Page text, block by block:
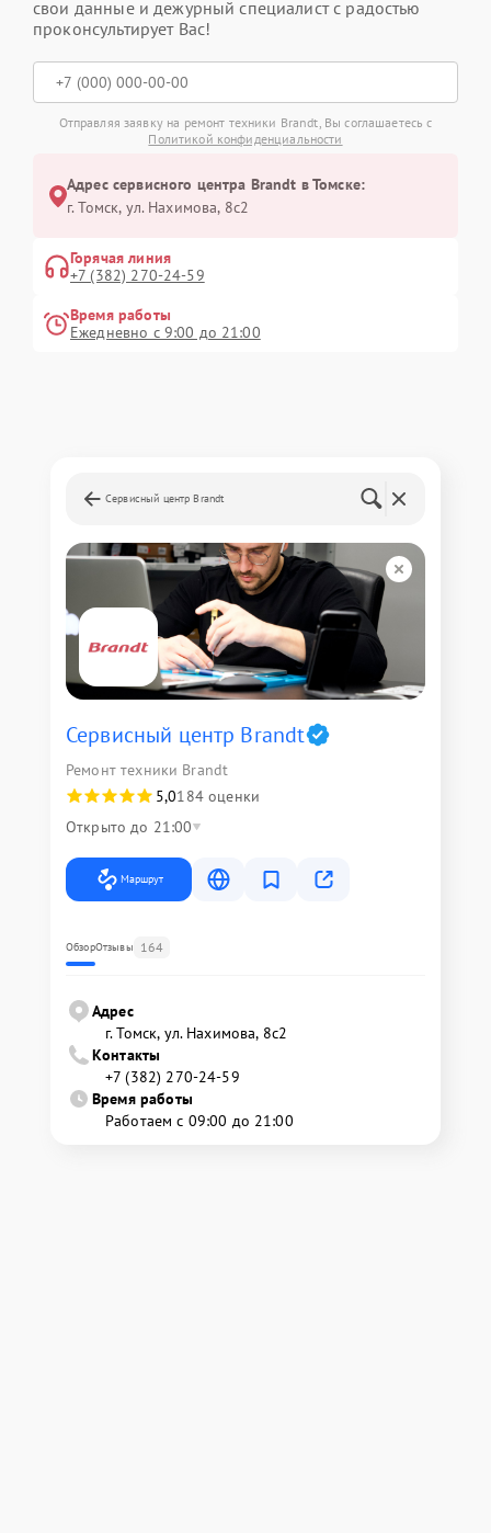
свои данные и дежурный специалист с радостью
проконсультирует Вас!
Отправляя заявку на ремонт техники Brandt, Вы соглашаетесь с
Политикой конфиденциальности
Адрес сервисного центра Brandt в Томске:
г. Томск, ул. Нахимова, 8с2
Горячая линия
+7 (382) 270-24-59
Время работы
Ежедневно с 9:00 до 21:00
Сервисный центр Brandt
Сервисный центр Brandt
Ремонт техники Brandt
5,0184 оценки
Открыто до 21:00
Маршрут
ОбзорОтзывы 164
Адрес
г. Томск, ул. Нахимова, 8с2
Контакты
+7 (382) 270-24-59
Время работы
Работаем с 09:00 до 21:00